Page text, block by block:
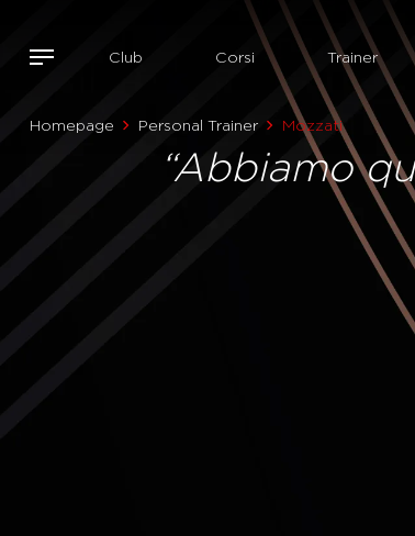
Club Corsi Trainer
Homepage Personal Trainer Mozzati
“Abbiamo